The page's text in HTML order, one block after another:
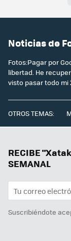
Noticias de
Fotos:Pagar por
libertad. He
visto pasar todo mi
OTROS TEMAS:
RECIBE
SEMANAL
Suscribiéndote